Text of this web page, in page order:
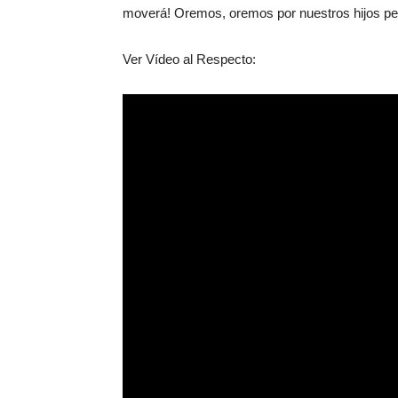
moverá! Oremos, oremos por nuestros hijos
Ver Vídeo al Respecto: